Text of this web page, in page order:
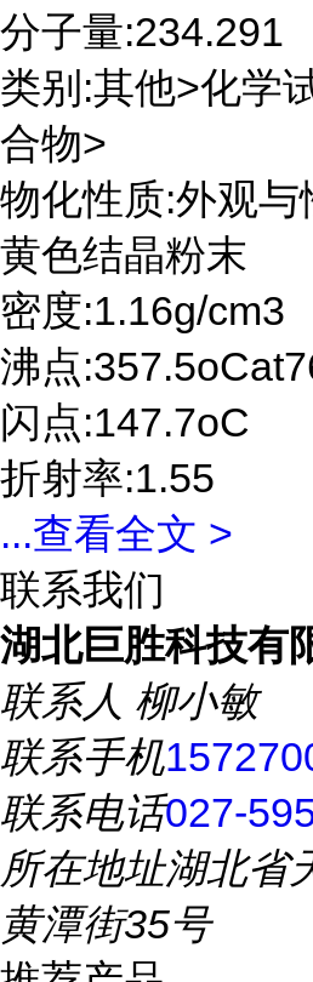
分子量:234.291
类别:其他>化学
合物>
物化性质:外观与
黄色结晶粉末
密度:1.16g/cm3
沸点
闪点:147.7oC
折射率:1.55
...查看全文 >
联系我们
湖北巨胜科技有
联系人 柳小敏
联系手机
联系电话027-
所在地址湖北省
黄潭街35号